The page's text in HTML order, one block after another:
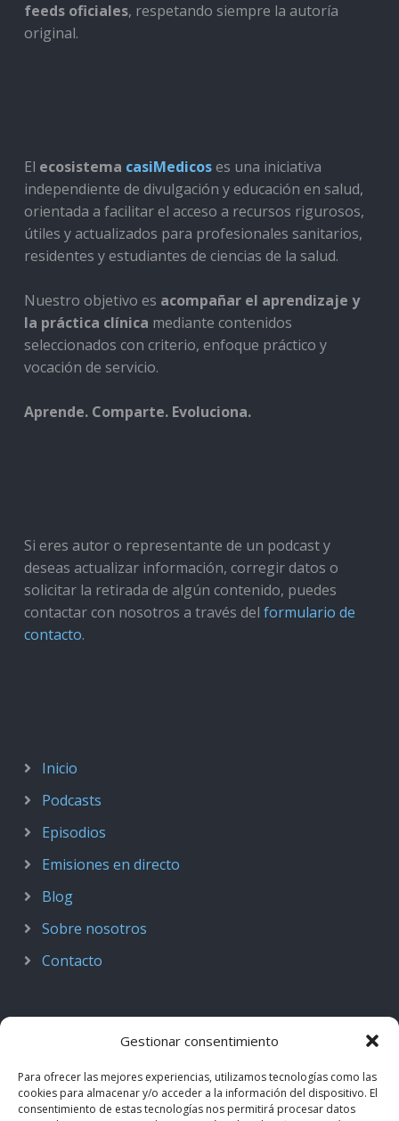
Gestionar consentimiento
Para ofrecer las mejores experiencias, utilizamos tecnologías como las
cookies para almacenar y/o acceder a la información del dispositivo. El
consentimiento de estas tecnologías nos permitirá procesar datos
feeds oficiales, respetando siempre la autoría
original.
El ecosistema casiMedicoses una iniciativa
independiente de divulgación y educación en salud,
orientada a facilitar el acceso a recursos rigurosos,
útiles y actualizados para profesionales sanitarios,
residentes y estudiantes de ciencias de la salud.
Nuestro objetivo es acompañar el aprendizaje y
la práctica clínica mediante contenidos
seleccionados con criterio, enfoque práctico y
vocación de servicio.
Aprende. Comparte. Evoluciona.
Si eres autor o representante de un podcast y
deseas actualizar información, corregir datos o
solicitar la retirada de algún contenido, puedes
contactar con nosotros a través del formulario de
contacto.
Inicio
Podcasts
Episodios
Emisiones en directo
Blog
Sobre nosotros
Contacto